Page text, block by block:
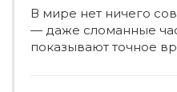
В мире нет ничего
— даже сломанные
показывают точное